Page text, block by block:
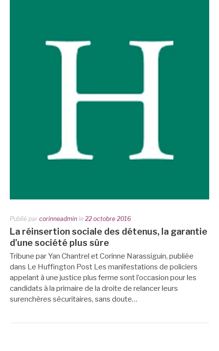
Publié par corinneadmin le 22 octobre 2016
La réinsertion sociale des détenus, la garantie
d’une société plus sûre
Tribune par Yan Chantrel et Corinne Narassiguin, publiée
dans Le Huffington Post Les manifestations de policiers
appelant à une justice plus ferme sont l’occasion pour les
candidats à la primaire de la droite de relancer leurs
surenchères sécuritaires, sans doute…